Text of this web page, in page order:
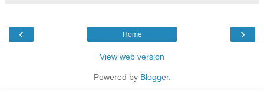
‹ ›
Home
View web version
Powered by Blogger.